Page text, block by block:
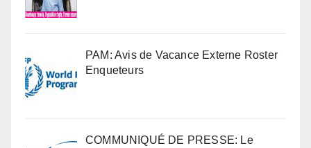
PAM: Avis de Vacance Externe Roster
Enqueteurs
COMMUNIQUÉ DE PRESSE: Le